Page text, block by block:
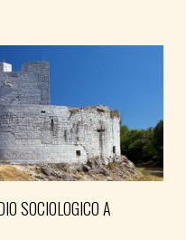
SOCIOLOGICO A